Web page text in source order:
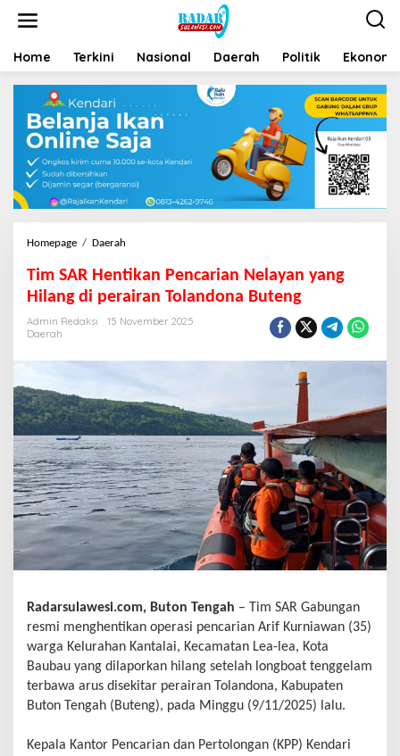
Home Terkini Nasional Daerah Politik
Homepage / Daerah
Tim SAR Hentikan Pencarian Nelayan yang
Hilang di perairan Tolandona Buteng
Admin Redaksi
15 November 2025
Daerah
Radarsulawesi.com, Buton Tengah – Tim SAR Gabungan
resmi menghentikan operasi pencarian Arif Kurniawan (35)
warga Kelurahan Kantalai, Kecamatan Lea-lea, Kota
Baubau yang dilaporkan hilang setelah longboat tenggelam
terbawa arus disekitar perairan Tolandona, Kabupaten
Buton Tengah (Buteng), pada Minggu (9/11/2025) lalu.
Kepala Kantor Pencarian dan Pertolongan (KPP) Kendari